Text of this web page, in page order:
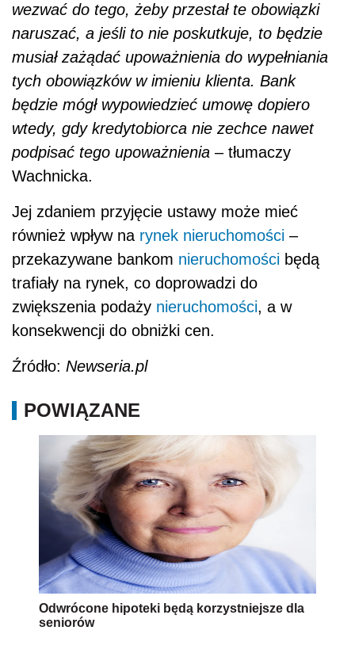
wezwać do tego, żeby przestał te obowiązki
naruszać, a jeśli to nie poskutkuje, to będzie
musiał zażądać upoważnienia do wypełniania
tych obowiązków w imieniu klienta. Bank
będzie mógł wypowiedzieć umowę dopiero
wtedy, gdy kredytobiorca nie zechce nawet
podpisać tego upoważnienia – tłumaczy
Wachnicka.
Jej zdaniem przyjęcie ustawy może mieć
również wpływ na rynek nieruchomości –
przekazywane bankom nieruchomości będą
trafiały na rynek, co doprowadzi do
zwiększenia podaży nieruchomości, a w
konsekwencji do obniżki cen.
Źródło: Newseria.pl
POWIĄZANE
Odwrócone hipoteki będą korzystniejsze dla
seniorów